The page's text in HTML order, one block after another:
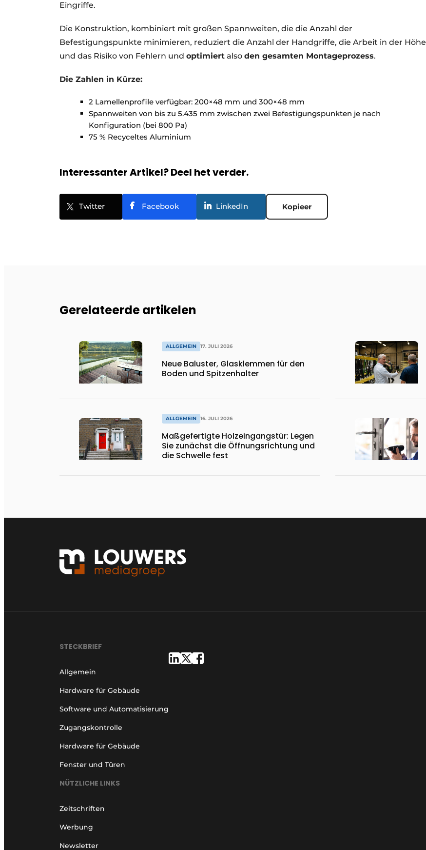
Eingriffe.
Die Konstruktion, kombiniert mit großen Spannweiten, die die Anzahl der
Befestigungspunkte minimieren, reduziert die Anzahl der Handgriffe, die Arbeit in der Höhe
und das Risiko von Fehlern und optimiert also den gesamten Montageprozess.
Die Zahlen in Kürze:
2 Lamellenprofile verfügbar: 200×48 mm und 300×48 mm
Spannweiten von bis zu 5.435 mm zwischen zwei Befestigungspunkten je nach
Konfiguration (bei 800 Pa)
75 % Recyceltes Aluminium
Interessanter Artikel? Deel het verder.
Twitter Facebook LinkedIn Kopieer
Gerelateerde artikelen
ALLGEMEIN 17. JULI 2026
Neue Baluster, Glasklemmen für den
Boden und Spitzenhalter
ALLGEMEIN 16. JULI 2026
Maßgefertigte Holzeingangstür: Legen
Sie zunächst die Öffnungsrichtung und
die Schwelle fest
STECKBRIEF
Allgemein
Hardware für Gebäude
Software und Automatisierung
Zugangskontrolle
Hardware für Gebäude
Fenster und Türen
NÜTZLICHE LINKS
Zeitschriften
Werbung
Newsletter